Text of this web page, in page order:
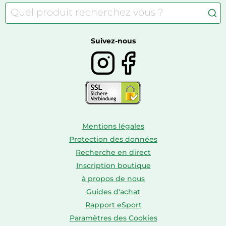
Meubles à langer
Camping
Caravaning
Autour du thé
Autour du vin
Suivez-nous
Mentions légales
Protection des données
Recherche en direct
Inscription boutique
à propos de nous
Guides d'achat
Rapport eSport
Paramètres des Cookies